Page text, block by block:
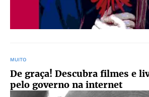
MUITO
De graça! Descubra filmes e
pelo governo na internet